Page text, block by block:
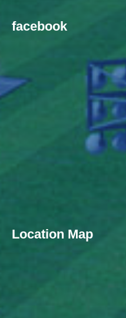
facebook
Location Map